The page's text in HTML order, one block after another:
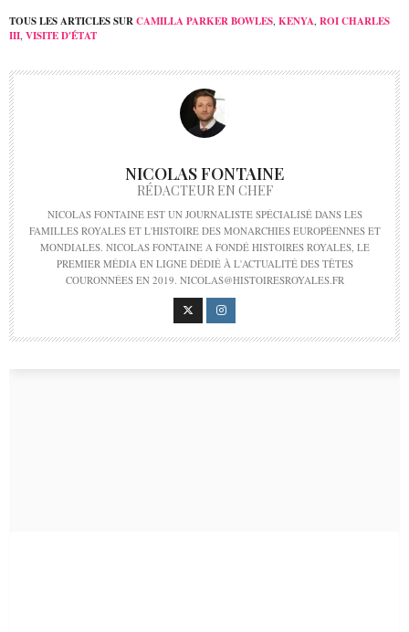
TOUS LES ARTICLES SURCAMILLA PARKER BOWLES KENYA ROI CHARLES
III VISITE D'ÉTAT
NICOLAS FONTAINE
RÉDACTEUR EN CHEF
NICOLAS FONTAINE EST UN JOURNALISTE SPÉCIALISÉ DANS LES
FAMILLES ROYALES ET L'HISTOIRE DES MONARCHIES EUROPÉENNES ET
MONDIALES. NICOLAS FONTAINE A FONDÉ HISTOIRES ROYALES, LE
PREMIER MÉDIA EN LIGNE DÉDIÉ À L'ACTUALITÉ DES TÊTES
COURONNÉES EN 2019. NICOLAS@HISTOIRESROYALES.FR